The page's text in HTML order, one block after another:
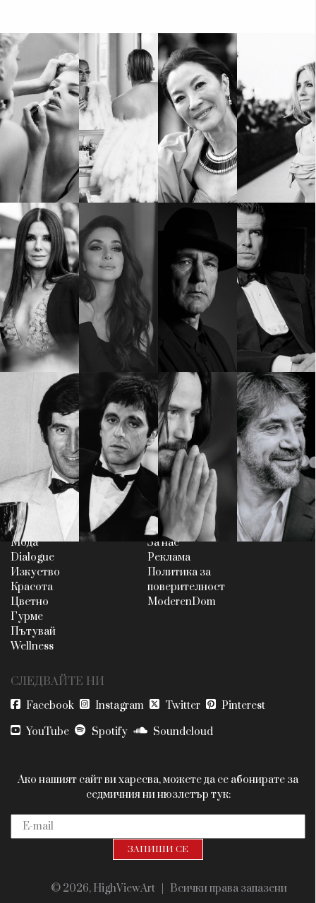
КАТЕГОРИИ
Wine&Dine
Подкасти
Мода
Dialogue
Изкуство
Красота
Цветно
Гурме
Пътувай
Wellness
ЗА НАС
Условия за
ползване
За нас
Реклама
Политика за
поверителност
ModerenDom
СЛЕДВАЙТЕ НИ
Facebook Instagram Twitter
Pinterest
YouTube
Spotify Soundcloud
Ако нашият сайт ви харесва, можете да се абонирате за
седмичния ни нюзлетър тук:
© 2026, HighViewArt | Всички права запазени